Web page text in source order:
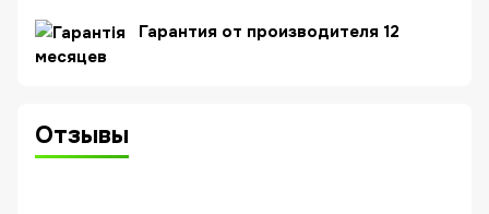
Гарантия от производителя 12
месяцев
Отзывы